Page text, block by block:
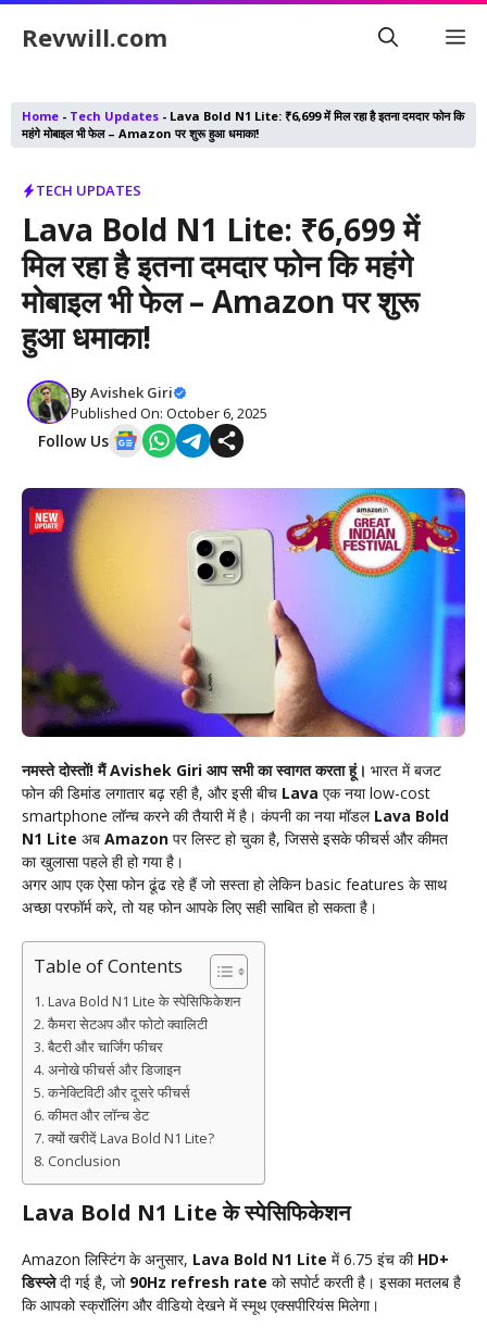
Revwill.com
Home - Tech Updates - Lava Bold N1 Lite: ₹6,699 में मिल रहा है इतना दमदार फोन कि
महंगे मोबाइल भी फेल – Amazon पर शुरू हुआ धमाका!
TECH UPDATES
Lava Bold N1 Lite: ₹6,699 में
मिल रहा है इतना दमदार फोन कि महंगे
मोबाइल भी फेल – Amazon पर शुरू
हुआ धमाका!
ByAvishek Giri
Published On: October 6, 2025
Follow Us
नमस्ते दोस्तों! मैं Avishek Giri आप सभी का स्वागत करता हूं। भारत में बजट
फोन की डिमांड लगातार बढ़ रही है, और इसी बीच Lava एक नया low-cost
smartphone लॉन्च करने की तैयारी में है। कंपनी का नया मॉडल Lava Bold
N1 Lite अब Amazon पर लिस्ट हो चुका है, जिससे इसके फीचर्स और कीमत
का खुलासा पहले ही हो गया है।
अगर आप एक ऐसा फोन ढूंढ रहे हैं जो सस्ता हो लेकिन basic features के साथ
अच्छा परफॉर्म करे, तो यह फोन आपके लिए सही साबित हो सकता है।
Table of Contents
Lava Bold N1 Lite के स्पेसिफिकेशन
कैमरा सेटअप और फोटो क्वालिटी
बैटरी और चार्जिंग फीचर
अनोखे फीचर्स और डिजाइन
कनेक्टिविटी और दूसरे फीचर्स
कीमत और लॉन्च डेट
क्यों खरीदें Lava Bold N1 Lite?
Conclusion
Lava Bold N1 Lite के स्पेसिफिकेशन
Amazon लिस्टिंग के अनुसार, Lava Bold N1 Lite में 6.75 इंच की HD+
डिस्प्लेदी गई है, जो 90Hz refresh rate को सपोर्ट करती है। इसका मतलब है
कि आपको स्क्रॉलिंग और वीडियो देखने में स्मूथ एक्सपीरियंस मिलेगा।